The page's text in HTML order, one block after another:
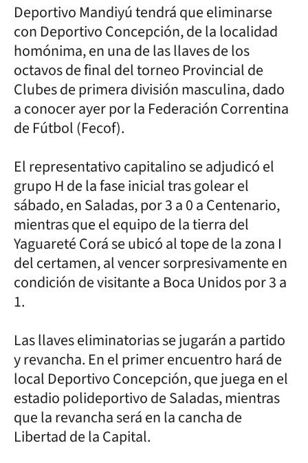
Deportivo Mandiyú tendrá que eliminarse
con Deportivo Concepción, de la localidad
homónima, en una de las llaves de los
octavos de final del torneo Provincial de
Clubes de primera división masculina, dado
a conocer ayer por la Federación Correntina
de Fútbol (Fecof).
El representativo capitalino se adjudicó el
grupo H de la fase inicial tras golear el
sábado, en Saladas, por 3 a 0 a Centenario,
mientras que el equipo de la tierra del
Yaguareté Corá se ubicó al tope de la zona I
del certamen, al vencer sorpresivamente en
condición de visitante a Boca Unidos por 3 a
1.
Las llaves eliminatorias se jugarán a partido
y revancha. En el primer encuentro hará de
local Deportivo Concepción, que juega en el
estadio polideportivo de Saladas, mientras
que la revancha será en la cancha de
Libertad de la Capital.